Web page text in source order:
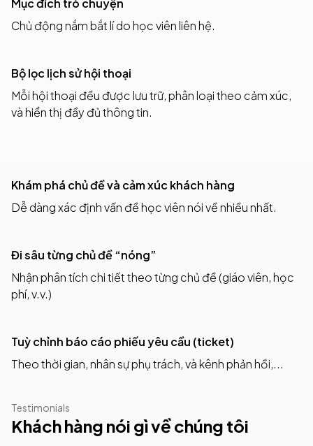
Mục đích trò chuyện
Chủ động nắm bắt lí do học viên liên hệ.
Bộ lọc lịch sử hội thoại
Mỗi hội thoại đều được lưu trữ, phân loại theo cảm xúc,
và hiển thị đầy đủ thông tin.
Khám phá chủ đề và cảm xúc khách hàng
Dễ dàng xác định vấn đề học viên nói về nhiều nhất.
Đi sâu từng chủ đề “nóng”
Nhận phân tích chi tiết theo từng chủ đề (giáo viên, học
phí, v.v.)
Tuỳ chỉnh báo cáo phiếu yêu cầu (ticket)
Theo thời gian, nhân sự phụ trách, và kênh phản hồi,...
Testimonials
Khách hàng nói gì về chúng tôi